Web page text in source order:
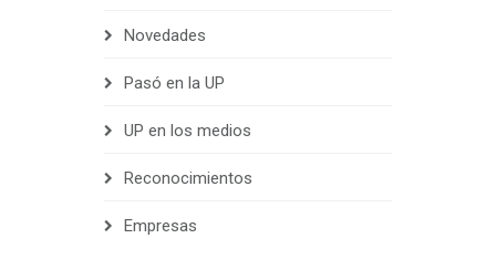
Novedades
Pasó en la UP
UP en los medios
Reconocimientos
Empresas